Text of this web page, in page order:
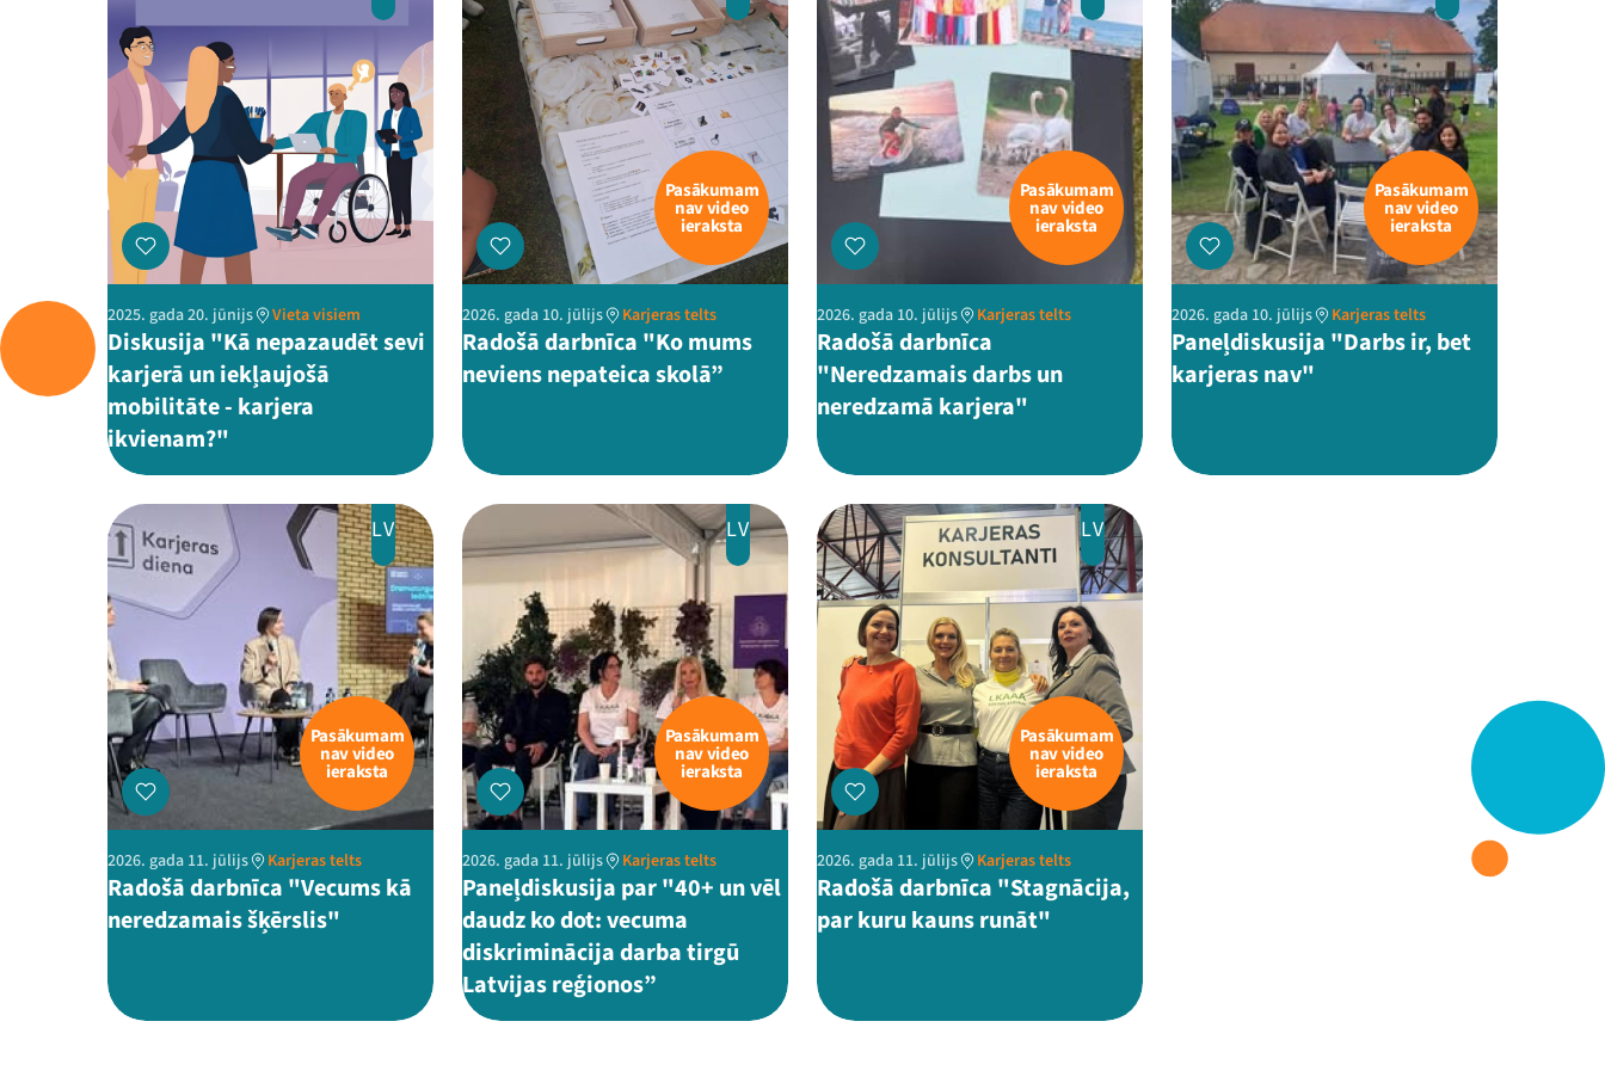
2025. gada 20. jūnijs Vieta visiem
Diskusija "Kā nepazaudēt sevi
karjerā un iekļaujošā
mobilitāte - karjera
ikvienam?"
Pasākumam
nav video
ieraksta
2026. gada 10. jūlijs Karjeras telts
Radošā darbnīca "Ko mums
neviens nepateica skolā”
Pasākumam
nav video
ieraksta
2026. gada 10. jūlijs Karjeras telts
Radošā darbnīca
"Neredzamais darbs un
neredzamā karjera"
Pasākumam
nav video
ieraksta
2026. gada 10. jūlijs Karjeras telts
Paneļdiskusija "Darbs ir, bet
karjeras nav"
LV
Pasākumam
nav video
ieraksta
2026. gada 11. jūlijs Karjeras telts
Radošā darbnīca "Vecums kā
neredzamais šķērslis"
LV
Pasākumam
nav video
ieraksta
2026. gada 11. jūlijs Karjeras telts
Paneļdiskusija par "40+ un vēl
daudz ko dot: vecuma
diskriminācija darba tirgū
Latvijas reģionos”
LV
Pasākumam
nav video
ieraksta
2026. gada 11. jūlijs Karjeras telts
Radošā darbnīca "Stagnācija,
par kuru kauns runāt"